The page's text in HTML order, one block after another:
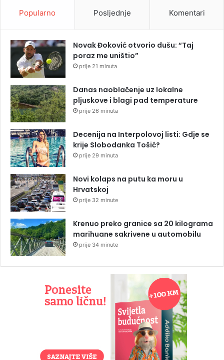
Popularno Posljednje Komentari
Novak Đoković otvorio dušu: “Taj
poraz me uništio”
prije 21 minuta
Danas naoblačenje uz lokalne
pljuskove i blagi pad temperature
prije 26 minuta
Decenija na Interpolovoj listi: Gdje se
krije Slobodanka Tošić?
prije 29 minuta
Novi kolaps na putu ka moru u
Hrvatskoj
prije 32 minute
Krenuo preko granice sa 20 kilograma
marihuane sakrivene u automobilu
prije 34 minute